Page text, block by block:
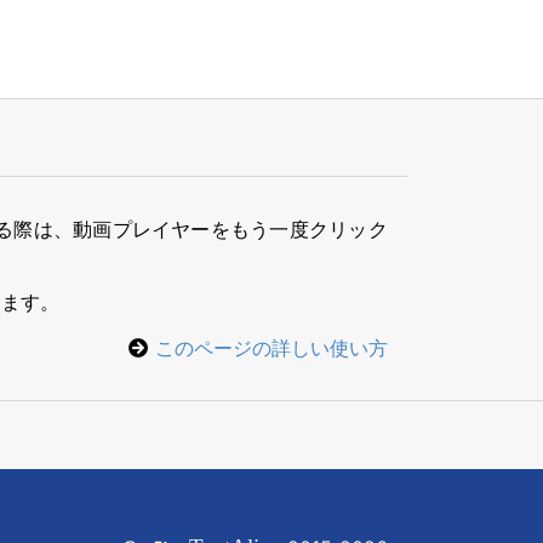
は、動画プレイヤーをもう一度クリック
す。
このページの詳しい使い方